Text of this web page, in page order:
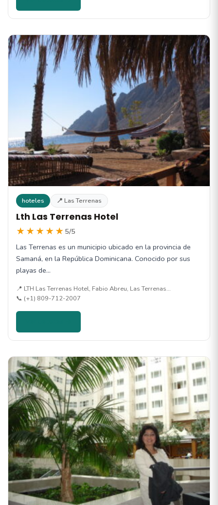
hoteles 📍 Las Terrenas
Lth Las Terrenas Hotel
★★★★★ 5/5
Las Terrenas es un municipio ubicado en la provincia de
Samaná, en la República Dominicana. Conocido por sus
playas de…
📍 LTH Las Terrenas Hotel, Fabio Abreu, Las Terrenas…
📞 (+1) 809-712-2007